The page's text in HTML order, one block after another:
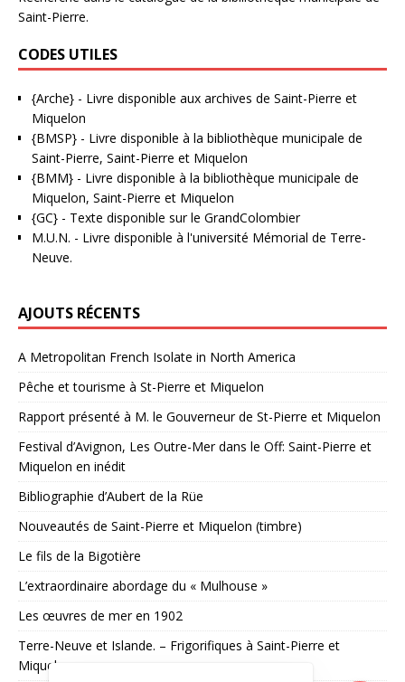
Saint-Pierre.
CODES UTILES
{Arche} - Livre disponible aux archives de Saint-Pierre et
Miquelon
{BMSP} - Livre disponible à la bibliothèque municipale de
Saint-Pierre, Saint-Pierre et Miquelon
{BMM} - Livre disponible à la bibliothèque municipale de
Miquelon, Saint-Pierre et Miquelon
{GC} - Texte disponible sur le GrandColombier
M.U.N. - Livre disponible à l'université Mémorial de Terre-
Neuve.
AJOUTS RÉCENTS
A Metropolitan French Isolate in North America
Pêche et tourisme à St-Pierre et Miquelon
Rapport présenté à M. le Gouverneur de St-Pierre et Miquelon
Festival d’Avignon, Les Outre-Mer dans le Off: Saint-Pierre et
Miquelon en inédit
Bibliographie d’Aubert de la Rüe
Nouveautés de Saint-Pierre et Miquelon (timbre)
Le fils de la Bigotière
L’extraordinaire abordage du « Mulhouse »
Les œuvres de mer en 1902
Terre-Neuve et Islande. – Frigorifiques à Saint-Pierre et
Miquelon